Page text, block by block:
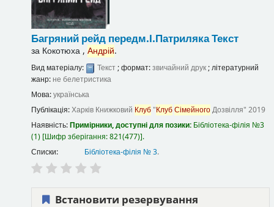
Багряний рейд передм.І.ПатрилякаТекст
за Кокотюха , Андрій.
Вид матеріалу: Текст; формат:звичайний друк; літературний
жанр: не белетристика
Мова:українська
Публікація:Харків Книжковий Клуб"КлубСімейногоДозвілля" 2019
Наявність:Примірники, доступні для позики: Бібліотека-філія №3
(1) Шифр зберігання:821(477) .
Списки:
Бібліотека-філія № 3.
Встановити резервування